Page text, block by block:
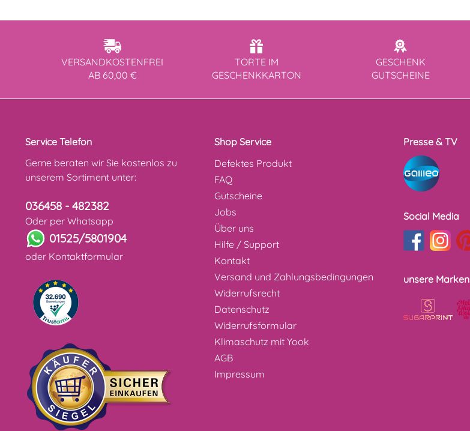
VERSANDKOSTENFREI
AB 60,00 €
TORTE IM
GESCHENKKARTON
GESCHENK
GUTSCHEINE
Service Telefon
Gerne beraten wir Sie kostenlos zu
unserem Sortiment unter:
036458 - 482382
Oder per Whatsapp
01525/5801904
oder Kontaktformular
Shop Service
Defektes Produkt
FAQ
Gutscheine
Jobs
Über uns
Hilfe / Support
Kontakt
Versand und Zahlungsbedingungen
Widerrufsrecht
Datenschutz
Widerrufsformular
Klimaschutz mit Yook
AGB
Impressum
Presse & TV
Social Media
unsere Marken